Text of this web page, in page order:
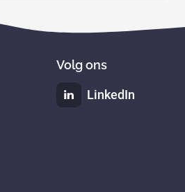
Volg ons
LinkedIn